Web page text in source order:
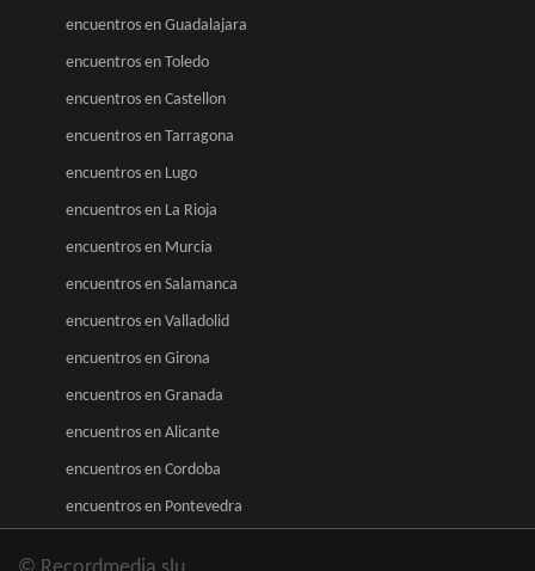
encuentros en Guadalajara
encuentros en Toledo
encuentros en Castellon
encuentros en Tarragona
encuentros en Lugo
encuentros en La Rioja
encuentros en Murcia
encuentros en Salamanca
encuentros en Valladolid
encuentros en Girona
encuentros en Granada
encuentros en Alicante
encuentros en Cordoba
encuentros en Pontevedra